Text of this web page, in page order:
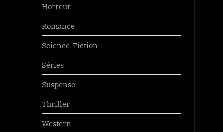
Horreur
Romance
Science-Fiction
Séries
Suspense
Thriller
Western